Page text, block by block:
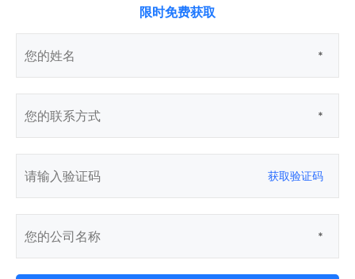
限时免费获取
*
*
获取验证码
*